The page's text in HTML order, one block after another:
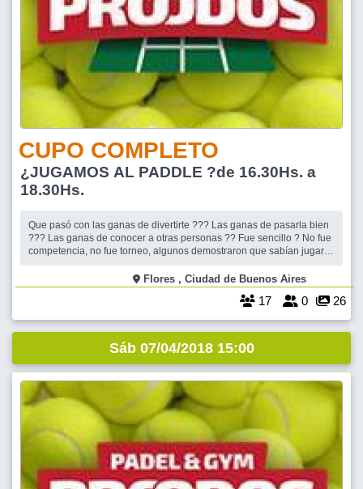
CUPO COMPLETO
¿JUGAMOS AL PADDLE ?de 16.30Hs. a
18.30Hs.
Que pasó con las ganas de divertirte ??? Las ganas de pasarla bien
??? Las ganas de conocer a otras personas ?? Fue sencillo ? No fue
competencia, no fue torneo, algunos demostraron que sabían jugar,
y otros que querían participar y ser parte del grupo acompañándon
Flores , Ciudad de Buenos Aires
17 0 26
Sáb 07/04/2018 15:00